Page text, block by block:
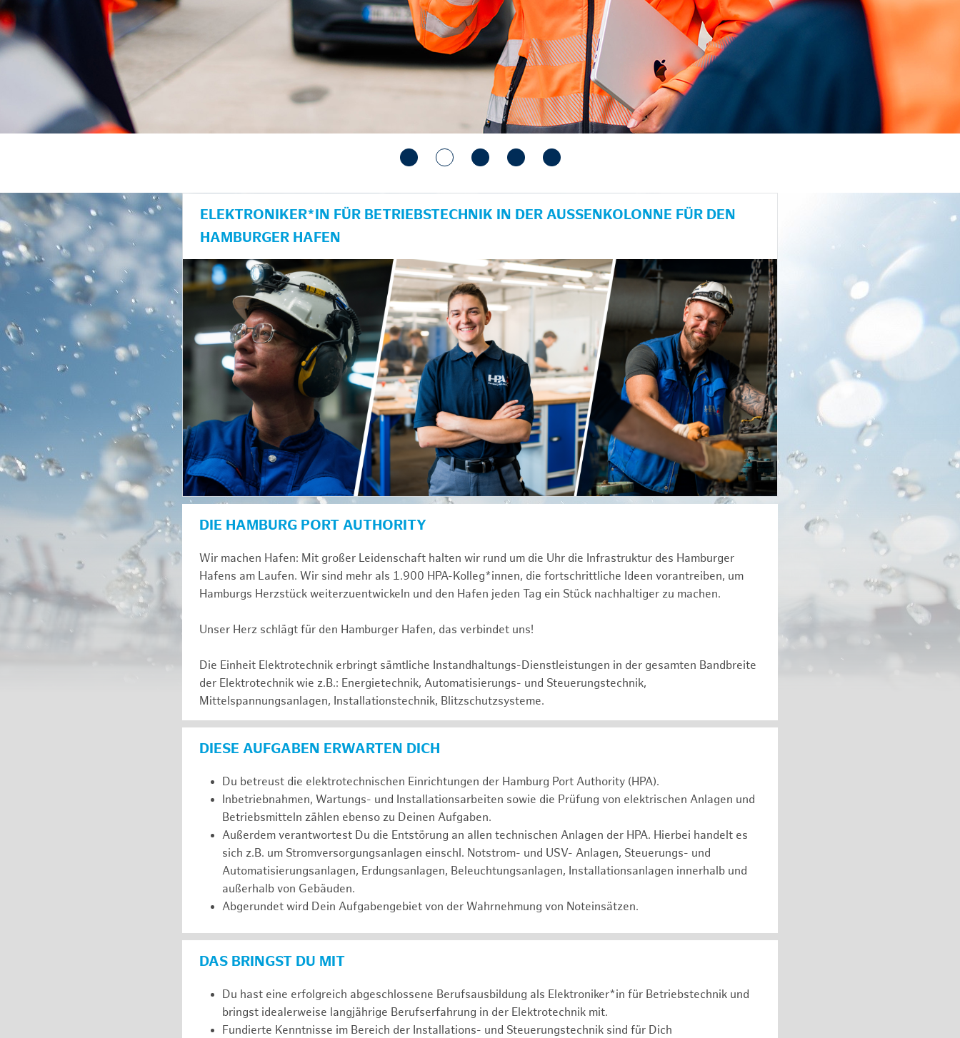
anzeigen/schließen
ELEKTRONIKER*IN FÜR BETRIEBSTECHNIK IN DER AUSSENKOLONNE FÜR DEN H
AMBURGER HAFEN
DIE HAMBURG PORT AUTHORITY
Wir machen Hafen: Mit großer Leidenschaft halten wir rund um die Uhr die Infrastruktur des Hamburger
Hafens am Laufen. Wir sind mehr als 1.900 HPA-Kolleg*innen, die fortschrittliche Ideen vorantreiben, um
Hamburgs Herzstück weiterzuentwickeln und den Hafen jeden Tag ein Stück nachhaltiger zu machen.
Unser Herz schlägt für den Hamburger Hafen, das verbindet uns!
Die Einheit Elektrotechnik erbringt sämtliche Instandhaltungs-Dienstleistungen in der gesamten Bandbreite
der Elektrotechnik wie z.B.: Energietechnik, Automatisierungs- und Steuerungstechnik,
Mittelspannungsanlagen, Installationstechnik, Blitzschutzsysteme.
DIESE AUFGABEN ERWARTEN DICH
Du betreust die elektrotechnischen Einrichtungen der Hamburg Port Authority (HPA).
Inbetriebnahmen, Wartungs- und Installationsarbeiten sowie die Prüfung von elektrischen Anlagen und
Betriebsmitteln zählen ebenso zu Deinen Aufgaben.
Außerdem verantwortest Du die Entstörung an allen technischen Anlagen der HPA. Hierbei handelt es
sich z.B. um Stromversorgungsanlagen einschl. Notstrom- und USV- Anlagen, Steuerungs- und
Automatisierungsanlagen, Erdungsanlagen, Beleuchtungsanlagen, Installationsanlagen innerhalb und
außerhalb von Gebäuden.
Abgerundet wird Dein Aufgabengebiet von der Wahrnehmung von Noteinsätzen.
DAS BRINGST DU MIT
Du hast eine erfolgreich abgeschlossene Berufsausbildung als Elektroniker*in für Betriebstechnik und
bringst idealerweise langjährige Berufserfahrung in der Elektrotechnik mit.
Fundierte Kenntnisse im Bereich der Installations- und Steuerungstechnik sind für Dich